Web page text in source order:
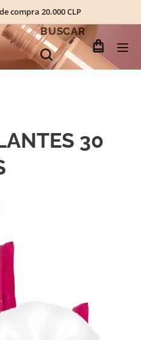
compra 20.000 CLP
BUSCAR
30